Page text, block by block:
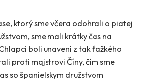
ktorý sme včera odohrali o piatej
sme mali krátky čas na
boli unavení z tak ťažkého
proti majstrovi Číny, čím sme
so španielskym družstvom